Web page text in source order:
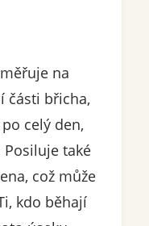
na
části břicha,
celý den,
také
což může
kdo běhají